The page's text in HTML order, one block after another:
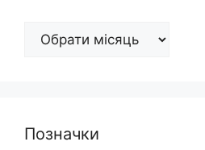
Архіви
Позначки